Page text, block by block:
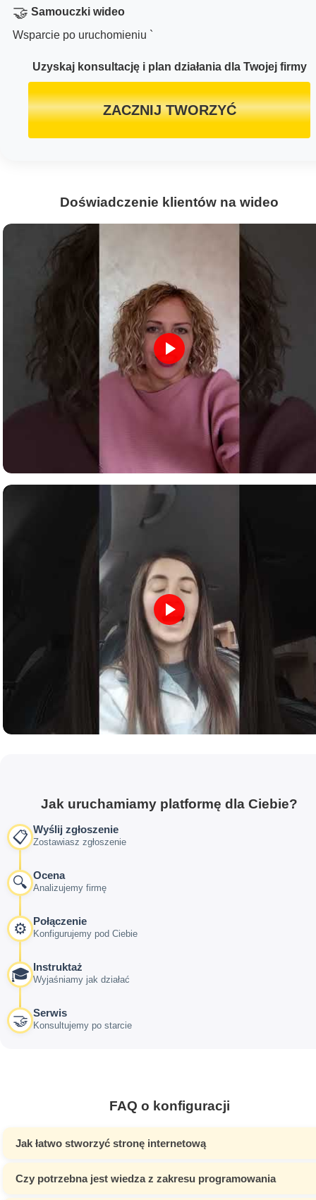
🤝 Samouczki wideo
Wsparcie po uruchomieniu `
Uzyskaj konsultację i plan działania dla Twojej firmy
ZACZNIJ TWORZYĆ
Doświadczenie klientów na wideo
Jak uruchamiamy platformę dla Ciebie?
📋 Wyślij zgłoszenie
Zostawiasz zgłoszenie
🔍 Ocena
Analizujemy firmę
⚙️ Połączenie
Konfigurujemy pod Ciebie
🎓 Instruktaż
Wyjaśniamy jak działać
🤝 Serwis
Konsultujemy po starcie
FAQ o konfiguracji
Jak łatwo stworzyć stronę internetową
Czy potrzebna jest wiedza z zakresu programowania